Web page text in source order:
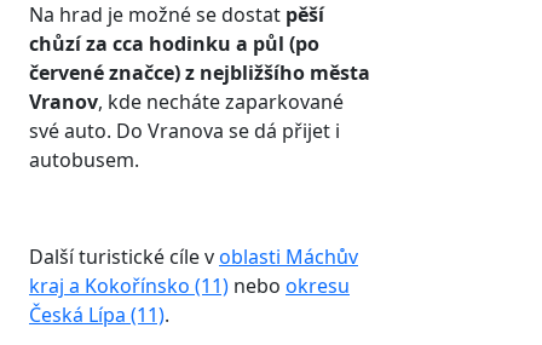
Na hrad je možné se dostat pěší
chůzí za cca hodinku a půl (po
červené značce) z nejbližšího města
Vranov, kde necháte zaparkované
své auto. Do Vranova se dá přijet i
autobusem.
Další turistické cíle voblasti Máchův
kraj a Kokořínsko (11) nebo okresu
Česká Lípa (11).